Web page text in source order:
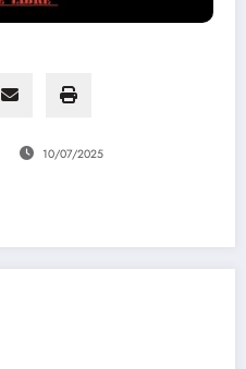
10/07/2025